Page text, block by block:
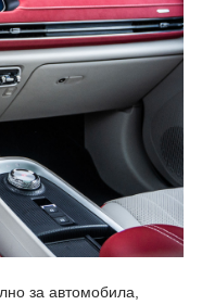
за автомобила,